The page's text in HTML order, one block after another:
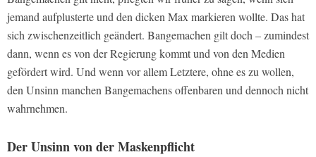
jemand aufplusterte und den dicken Max markieren wollte. Das hat
sich zwischenzeitlich geändert. Bangemachen gilt doch – zumindest
dann, wenn es von der Regierung kommt und von den Medien
gefördert wird. Und wenn vor allem Letztere, ohne es zu wollen,
den Unsinn manchen Bangemachens offenbaren und dennoch nicht
wahrnehmen.
Der Unsinn von der Maskenpflicht